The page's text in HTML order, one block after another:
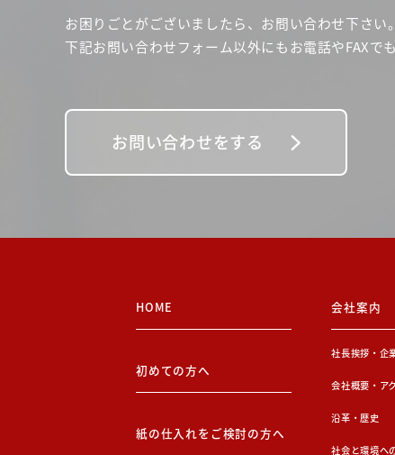
お困りごとがございましたら、お問い合わせ下さい。
下記お問い合わせフォーム以外にもお電話やFAXでも
お問い合わせをする
HOME
初めての方へ
紙の仕入れをご検討の方へ
会社案内
社長挨拶・企
会社概要・ア
沿革・歴史
社会と環境へ